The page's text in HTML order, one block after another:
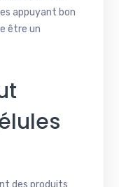
appuyant bon
être un